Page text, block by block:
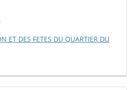
ET DES FETES DU QUARTIER DU